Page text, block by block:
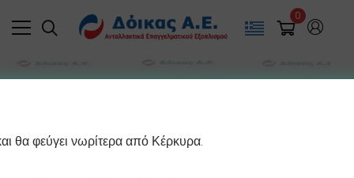
0
θα φεύγει νωρίτερα από Κέρκυρα.